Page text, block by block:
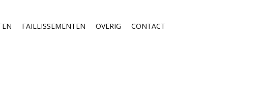
FAILLISSEMENTEN OVERIG CONTACT